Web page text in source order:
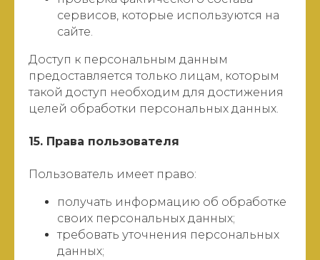
сервисов, которые используются на
сайте.
Доступ к персональным данным
предоставляется только лицам, которым
такой доступ необходим для достижения
целей обработки персональных данных.
15. Права пользователя
Пользователь имеет право:
получать информацию об обработке
своих персональных данных;
требовать уточнения персональных
данных;